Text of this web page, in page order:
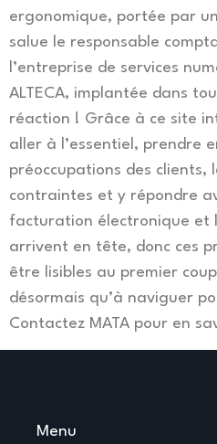
ergonomique, portée par
salue le responsable
l’entreprise de services
ALTECA, implantée dans
réaction ! Grâce à ce site
aller à l’essentiel, prendre
préoccupations des clients,
contraintes et y répondre
facturation électronique et
arrivent en tête, donc ces
être lisibles au premier
désormais qu’à naviguer
Contactez MATA pour en
Menu